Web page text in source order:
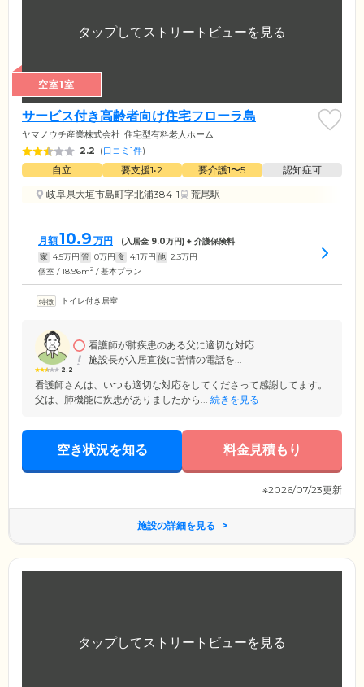
空室1室
サービス付き高齢者向け住宅フローラ島
ヤマノウチ産業株式会社 住宅型有料老人ホーム
2.2 (口コミ1件)
自立 要支援1•2 要介護1〜5
認知症可
岐阜県大垣市島町字北浦384-1
荒尾駅
月額10.9 万円 (入居金 9.0万円) + 介護保険料
家 4.5万円 管 0万円 食 4.1万円 他 2.3万円
個室 / 18.96m2 / 基本プラン
トイレ付き居室
2.2
看護師が肺疾患のある父に適切な対応
施設長が入居直後に苦情の電話を...
看護師さんは、いつも適切な対応をしてくださって感謝してます。
父は、肺機能に疾患がありましたから... 続きを見る
空き状況を知る 料金見積もり
※2026/07/23更新
施設の詳細を見る